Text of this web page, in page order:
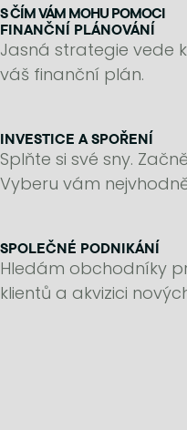
S ČÍM VÁM MOHU POMOCI
FINANČNÍ PLÁNOVÁNÍ
Jasná strategie vede
váš finanční plán.
INVESTICE A SPOŘENÍ
Splňte si své sny.
Vyberu vám
SPOLEČNÉ PODNIKÁNÍ
Hledám obchodníky
klientů a akvizici